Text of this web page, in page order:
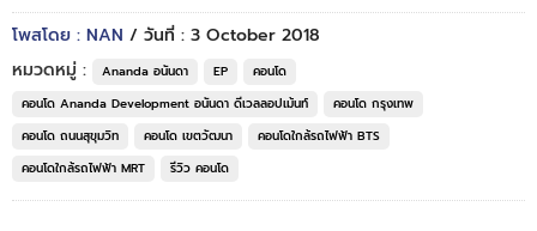
โพสโดย : NAN / วันที่ : 3 October 2018
หมวดหมู่ :
Ananda อนันดา EP
คอนโด
คอนโด Ananda Development อนันดา ดีเวลลอปเม้นท์
คอนโด กรุงเทพ
คอนโด ถนนสุขุมวิท
คอนโด เขตวัฒนา
คอนโดใกล้รถไฟฟ้า BTS
คอนโดใกล้รถไฟฟ้า MRT
รีวิว คอนโด